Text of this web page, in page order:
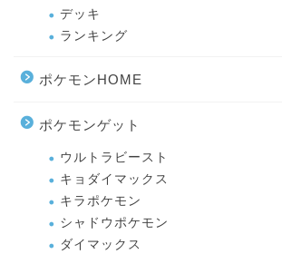
デッキ
ランキング
ポケモンHOME
ポケモンゲット
ウルトラビースト
キョダイマックス
キラポケモン
シャドウポケモン
ダイマックス